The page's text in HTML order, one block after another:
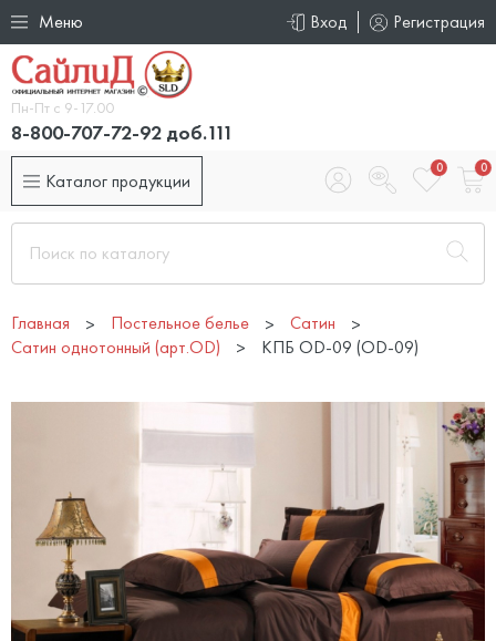
Меню Вход Регистрация
Пн-Пт с 9-17.00
8-800-707-72-92 доб.111
Каталог продукции
0 0
Главная Постельное белье
Сатин
Сатин однотонный (арт.OD)
КПБ OD-09 (OD-09)